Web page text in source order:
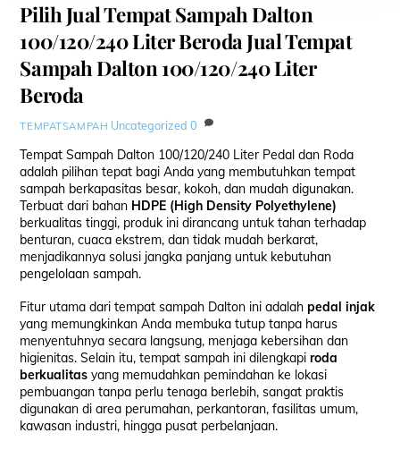
Pilih Jual Tempat Sampah Dalton
100/120/240 Liter Beroda Jual Tempat
Sampah Dalton 100/120/240 Liter
Beroda
TEMPATSAMPAH Uncategorized 0
Tempat Sampah Dalton 100/120/240 Liter Pedal dan Roda
adalah pilihan tepat bagi Anda yang membutuhkan tempat
sampah berkapasitas besar, kokoh, dan mudah digunakan.
Terbuat dari bahan HDPE (High Density Polyethylene)
berkualitas tinggi, produk ini dirancang untuk tahan terhadap
benturan, cuaca ekstrem, dan tidak mudah berkarat,
menjadikannya solusi jangka panjang untuk kebutuhan
pengelolaan sampah.
Fitur utama dari tempat sampah Dalton ini adalahpedal injak
yang memungkinkan Anda membuka tutup tanpa harus
menyentuhnya secara langsung, menjaga kebersihan dan
higienitas. Selain itu, tempat sampah ini dilengkapiroda
berkualitas yang memudahkan pemindahan ke lokasi
pembuangan tanpa perlu tenaga berlebih, sangat praktis
digunakan di area perumahan, perkantoran, fasilitas umum,
kawasan industri, hingga pusat perbelanjaan.